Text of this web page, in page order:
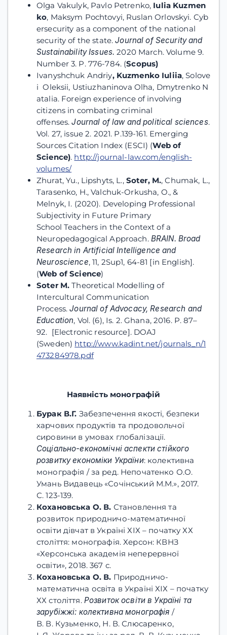
Olga Vakulyk, Pavlo Petrenko, Iulia Kuzmen
ko, Maksym Pochtovyi, Ruslan Orlovskyi. Cyb
ersecurity as a component of the national
security of the state. Journal of Security and
Sustainability Issues.2020 March. Volume 9.
Number 3. P. 776-784. (Scopus)
Ivanyshchuk Andriy, Kuzmenko Iuliia, Solove
i Oleksii, Ustiuzhaninova Olha, Dmytrenko N
atalia. Foreign experience of involving
citizens in combating criminal
offenses.Journal of law and political sciences.
Vol. 27, issue 2. 2021. P.139-161. Emerging
Sources Citation Index (ESCI) (Web of
Science). http://journal-law.com/english-
volumes/
Zhurat, Yu., Lipshyts, L., Soter, M., Chumak, L.,
Tarasenko, H., Valchuk-Orkusha, O., &
Melnyk, I. (2020). Developing Professional
Subjectivity in Future Primary
School Teachers in the Context of a
Neuropedagogical Approach. BRAIN. Broad
Research in Artificial Intelligence and
Neuroscience, 11, 2Sup1, 64-81 [in English].
(Web of Science)
Soter M. Theoretical Modelling of
Intercultural Communication
Process.Journal of Advocacy, Research and
Education, Vol. (6), Is. 2. Ghana, 2016. P. 87–
92. [Electronic resource]. DOAJ
(Sweden) http://www.kadint.net/journals_n/1
473284978.pdf
Наявність монографій
Бурак В.Г. Забезпечення якості, безпеки
харчових продуктів та продовольчої
сировини в умовах глобалізації.
Соціально-економічні аспекти стійкого
розвитку економіки України: колективна
монографія / за ред. Непочатенко О.О.
Умань Видавець «Сочінський М.М.», 2017.
С. 123-139.
Кохановська О. В. Становлення та
розвиток природничо-математичної
освіти дівчат в Україні ХІХ – початку ХХ
століття: монографія. Херсон: КВНЗ
«Херсонська академія неперервної
освіти», 2018. 367 с.
Кохановська О. В. Природничо-
математична освіта в Україні ХІХ – початку
ХХ століття. Розвиток освіти в Україні та
зарубіжжі: колективна монографія /
В. В. Кузьменко, Н. В. Слюсаренко,